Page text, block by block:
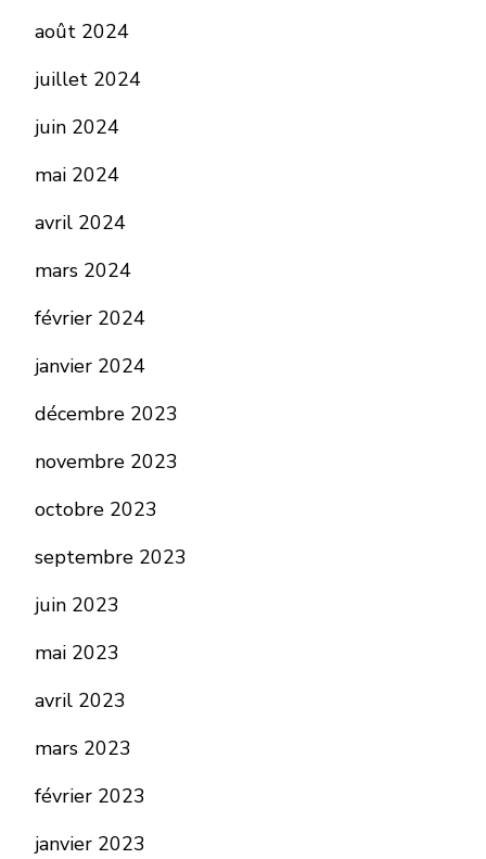
août 2024
juillet 2024
juin 2024
mai 2024
avril 2024
mars 2024
février 2024
janvier 2024
décembre 2023
novembre 2023
octobre 2023
septembre 2023
juin 2023
mai 2023
avril 2023
mars 2023
février 2023
janvier 2023